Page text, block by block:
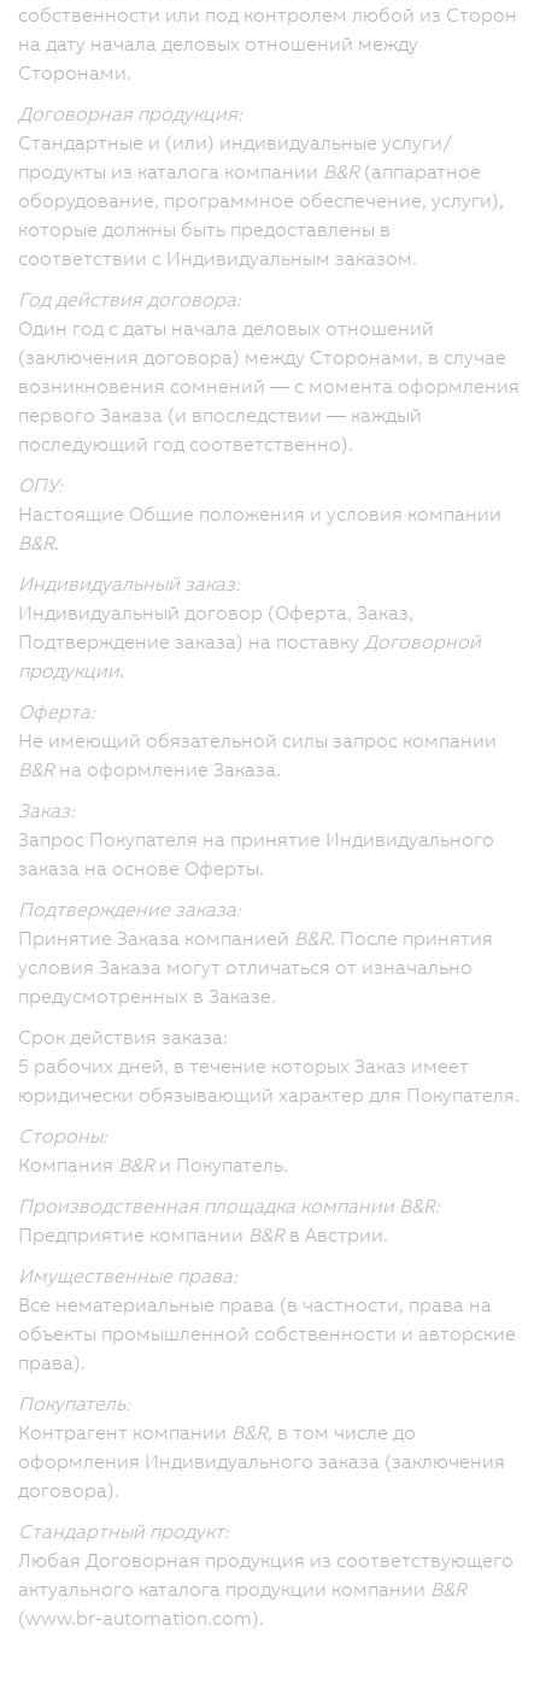
собственности или под контролем любой из Сторон
на дату начала деловых отношений между
Сторонами.
Договорная продукция:
Стандартные и (или) индивидуальные услуги/
продукты из каталога компании B&R(аппаратное
оборудование, программное обеспечение, услуги),
которые должны быть предоставлены в
соответствии с Индивидуальным заказом.
Год действия договора:
Один год с даты начала деловых отношений
(заключения договора) между Сторонами, в случае
возникновения сомнений — с момента оформления
первого Заказа (и впоследствии — каждый
последующий год соответственно).
ОПУ:
Настоящие Общие положения и условия компании
B&R.
Индивидуальный заказ:
Индивидуальный договор (Оферта, Заказ,
Подтверждение заказа) на поставку Договорной
продукции.
Оферта:
Не имеющий обязательной силы запрос компании
B&Rна оформление Заказа.
Заказ:
Запрос Покупателя на принятие Индивидуального
заказа на основе Оферты.
Подтверждение заказа:
Принятие Заказа компанией B&R. После принятия
условия Заказа могут отличаться от изначально
предусмотренных в Заказе.
Срок действия заказа:
5 рабочих дней, в течение которых Заказ имеет
юридически обязывающий характер для Покупателя.
Стороны:
Компания B&Rи Покупатель.
Производственная площадка компании B&R:
Предприятие компании B&Rв Австрии.
Имущественные права:
Все нематериальные права (в частности, права на
объекты промышленной собственности и авторские
права).
Покупатель:
Контрагент компании B&R, в том числе до
оформления Индивидуального заказа (заключения
договора).
Стандартный продукт:
Любая Договорная продукция из соответствующего
актуального каталога продукции компании B&R
(www.br-automation.com).